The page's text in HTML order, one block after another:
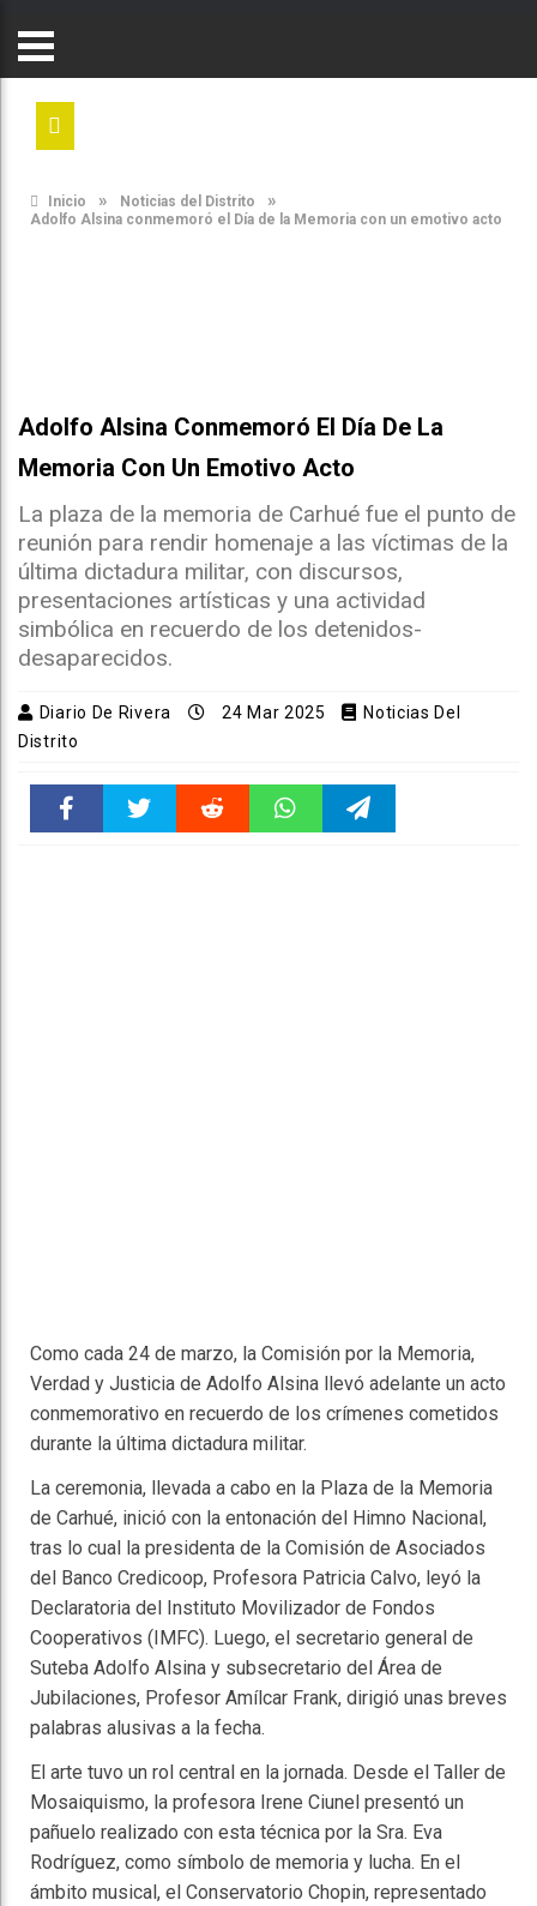
Inicio » Noticias del Distrito »
Adolfo Alsina conmemoró el Día de la Memoria con un emotivo acto
Adolfo Alsina Conmemoró El Día De La
Memoria Con Un Emotivo Acto
La plaza de la memoria de Carhué fue el punto de
reunión para rendir homenaje a las víctimas de la
última dictadura militar, con discursos,
presentaciones artísticas y una actividad
simbólica en recuerdo de los detenidos-
desaparecidos.
Diario De Rivera 24 Mar 2025
Noticias Del
Distrito
Como cada 24 de marzo, la Comisión por la Memoria,
Verdad y Justicia de Adolfo Alsina llevó adelante un acto
conmemorativo en recuerdo de los crímenes cometidos
durante la última dictadura militar.
La ceremonia, llevada a cabo en la Plaza de la Memoria
de Carhué, inició con la entonación del Himno Nacional,
tras lo cual la presidenta de la Comisión de Asociados
del Banco Credicoop, Profesora Patricia Calvo, leyó la
Declaratoria del Instituto Movilizador de Fondos
Cooperativos (IMFC). Luego, el secretario general de
Suteba Adolfo Alsina y subsecretario del Área de
Jubilaciones, Profesor Amílcar Frank, dirigió unas breves
palabras alusivas a la fecha.
El arte tuvo un rol central en la jornada. Desde el Taller de
Mosaiquismo, la profesora Irene Ciunel presentó un
pañuelo realizado con esta técnica por la Sra. Eva
Rodríguez, como símbolo de memoria y lucha. En el
ámbito musical, el Conservatorio Chopin, representado